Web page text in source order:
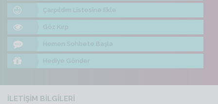
Çarpıldım Listesine Ekle
Göz Kırp
Hemen Sohbete Başla
Hediye Gönder
İLETİŞİM BİLGİLERİ